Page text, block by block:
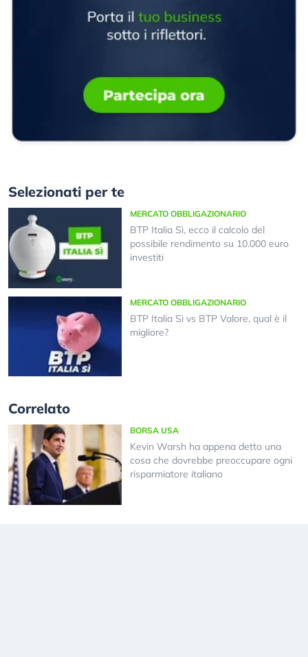
Selezionati per te
MERCATO OBBLIGAZIONARIO
BTP Italia Sì, ecco il calcolo del
possibile rendimento su 10.000 euro
investiti
MERCATO OBBLIGAZIONARIO
BTP Italia Sì vs BTP Valore, qual è il
migliore?
Correlato
BORSA USA
Kevin Warsh ha appena detto una
cosa che dovrebbe preoccupare ogni
risparmiatore italiano